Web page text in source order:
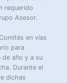
requerido
Asesor.
en vías
para
de año y a su
Durante el
dichas